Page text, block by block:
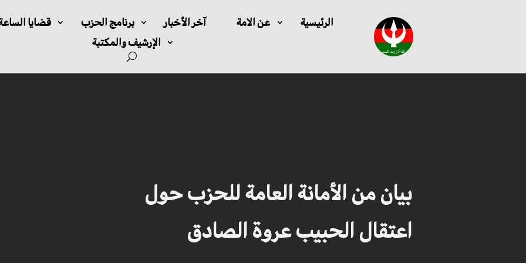
الرئيسية عن الامة آخر الأخبار برنامج الحزب قضايا
الإرشيف والمكتبة
بيان من الأمانة العامة للحزب حول
اعتقال الحبيب عروة الصادق